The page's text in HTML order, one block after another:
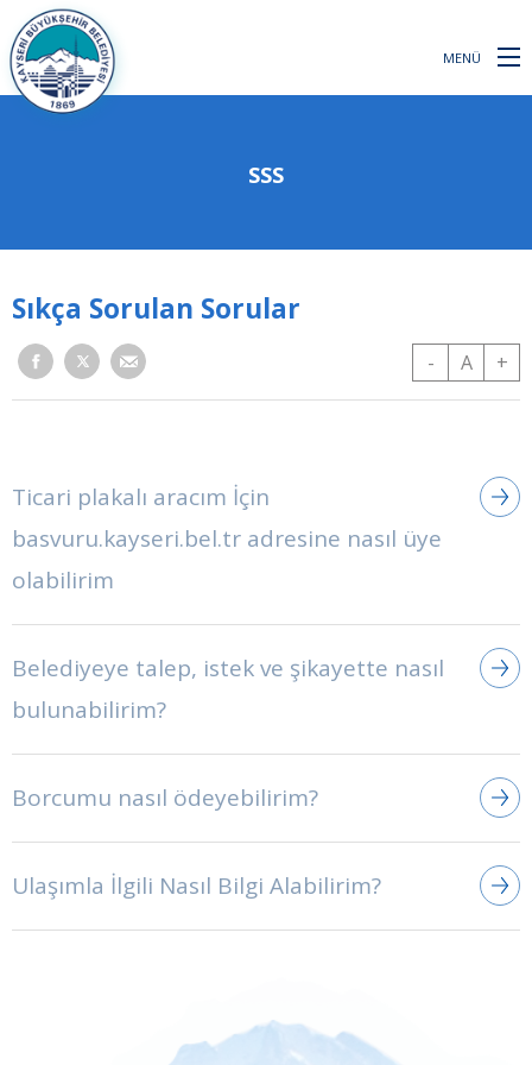
MENÜ
SSS
Sıkça Sorulan Sorular
- A +
Ticari plakalı aracım İçin
basvuru.kayseri.bel.tr adresine nasıl üye
olabilirim
Belediyeye talep, istek ve şikayette nasıl
bulunabilirim?
Borcumu nasıl ödeyebilirim?
Ulaşımla İlgili Nasıl Bilgi Alabilirim?